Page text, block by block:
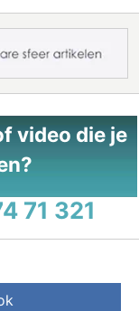
video die je
71 321